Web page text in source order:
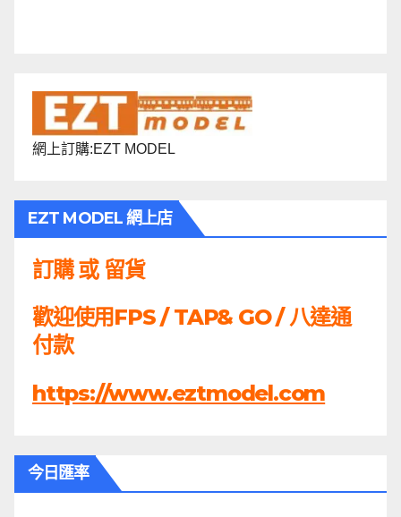
網上訂購:EZT MODEL
EZT MODEL 網上店
訂購 或 留貨
歡迎使用FPS / TAP& GO / 八達通
付款
https://www.eztmodel.com
今日匯率